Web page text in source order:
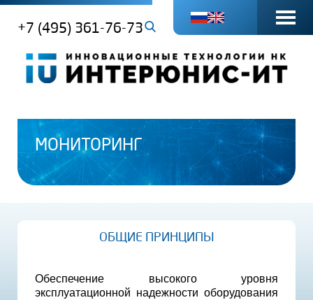
+7 (495) 361-76-73
МОНИТОРИНГ
ОБЩИЕ ПРИНЦИПЫ
Обеспечение высокого уровня
эксплуатационной надежности оборудования